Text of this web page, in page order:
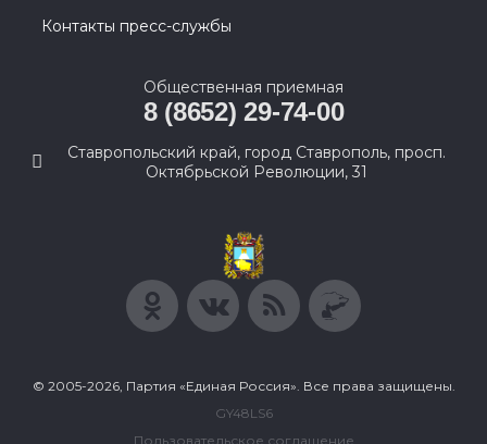
Контакты пресс-службы
Общественная приемная
8 (8652) 29-74-00
Ставропольский край, город Ставрополь, просп.
Октябрьской Революции, 31
© 2005-2026, Партия «Единая Россия». Все права защищены.
GY48LS6
Пользовательское соглашение